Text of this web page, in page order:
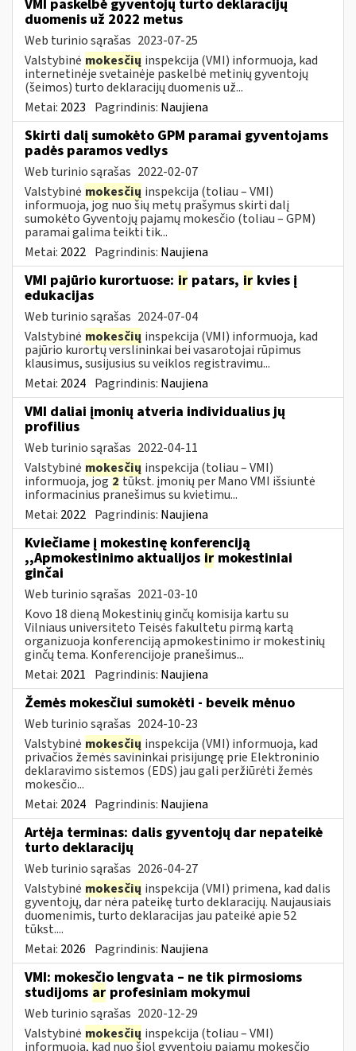
VMI paskelbė gyventojų turto deklaracijų
duomenis už 2022 metus
Web turinio sąrašas 2023-07-25
Valstybinė mokesčių inspekcija (VMI) informuoja, kad
internetinėje svetainėje paskelbė metinių gyventojų
(šeimos) turto deklaracijų duomenis už...
Metai: 2023 Pagrindinis: Naujiena
Skirti dalį sumokėto GPM paramai gyventojams
padės paramos vedlys
Web turinio sąrašas 2022-02-07
Valstybinė mokesčių inspekcija (toliau – VMI)
informuoja, jog nuo šių metų prašymus skirti dalį
sumokėto Gyventojų pajamų mokesčio (toliau – GPM)
paramai galima teikti tik...
Metai: 2022 Pagrindinis: Naujiena
VMI pajūrio kurortuose: ir patars, ir kvies į
edukacijas
Web turinio sąrašas 2024-07-04
Valstybinė mokesčių inspekcija (VMI) informuoja, kad
pajūrio kurortų verslininkai bei vasarotojai rūpimus
klausimus, susijusius su veiklos registravimu...
Metai: 2024 Pagrindinis: Naujiena
VMI daliai įmonių atveria individualius jų
profilius
Web turinio sąrašas 2022-04-11
Valstybinė mokesčių inspekcija (toliau – VMI)
informuoja, jog2tūkst. įmonių per Mano VMI išsiuntė
informacinius pranešimus su kvietimu...
Metai: 2022 Pagrindinis: Naujiena
Kviečiame į mokestinę konferenciją
,,Apmokestinimo aktualijos ir mokestiniai
ginčai
Web turinio sąrašas 2021-03-10
Kovo 18 dieną Mokestinių ginčų komisija kartu su
Vilniaus universiteto Teisės fakultetu pirmą kartą
organizuoja konferenciją apmokestinimo ir mokestinių
ginčų tema. Konferencijoje pranešimus...
Metai: 2021 Pagrindinis: Naujiena
Žemės mokesčiui sumokėti - beveik mėnuo
Web turinio sąrašas 2024-10-23
Valstybinė mokesčių inspekcija (VMI) informuoja, kad
privačios žemės savininkai prisijungę prie Elektroninio
deklaravimo sistemos (EDS) jau gali peržiūrėti žemės
mokesčio...
Metai: 2024 Pagrindinis: Naujiena
Artėja terminas: dalis gyventojų dar nepateikė
turto deklaracijų
Web turinio sąrašas 2026-04-27
Valstybinė mokesčių inspekcija (VMI) primena, kad dalis
gyventojų, dar nėra pateikę turto deklaracijų. Naujausiais
duomenimis, turto deklaracijas jau pateikė apie 52
tūkst....
Metai: 2026 Pagrindinis: Naujiena
VMI: mokesčio lengvata – ne tik pirmosioms
studijoms ar profesiniam mokymui
Web turinio sąrašas 2020-12-29
Valstybinė mokesčių inspekcija (toliau – VMI)
informuoja, kad nuo šiol gyventojų pajamų mokesčio